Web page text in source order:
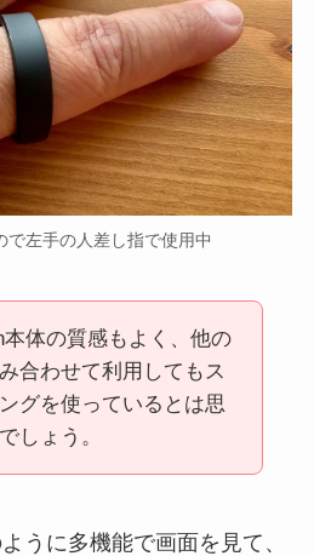
で左手の人差し指で使用中
本体の質感もよく、他の
合わせて利用してもス
グを使っているとは思
しょう。
うに多機能で画面を見て、